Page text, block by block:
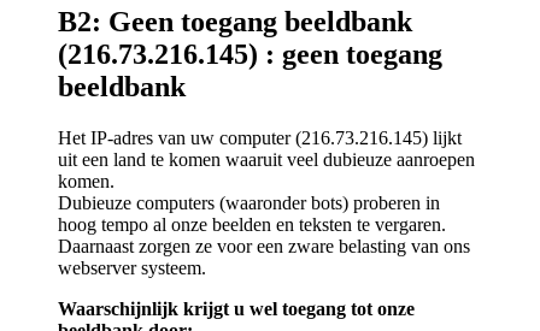
B2: Geen toegang beeldbank
(216.73.216.145) : geen toegang
beeldbank
Het IP-adres van uw computer (216.73.216.145) lijkt
uit een land te komen waaruit veel dubieuze aanroepen
komen.
Dubieuze computers (waaronder bots) proberen in
hoog tempo al onze beelden en teksten te vergaren.
Daarnaast zorgen ze voor een zware belasting van ons
webserver systeem.
Waarschijnlijk krijgt u wel toegang tot onze